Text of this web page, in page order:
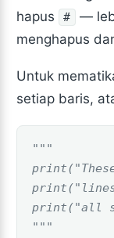
hapus
#
—
menghapus
Untuk
setiap baris,
"""
print("all
"""